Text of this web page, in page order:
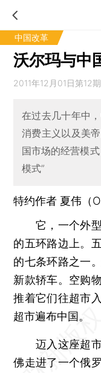
中国改革
沃尔玛与中
2011年12月01日第12期
在过去几十年中
消费主义以及美
国市场的经营模
模式”
特约作者 夏伟（
它，一个外型
的五环路边上。
的七条环路之一
新款轿车。空购
推着它们往超市
超市遍布中国。
迈入这座超市
佛走进了一个俄